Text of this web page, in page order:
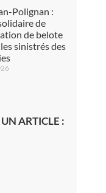
Polignan :
de
de belote
sinistrés des
ARTICLE :